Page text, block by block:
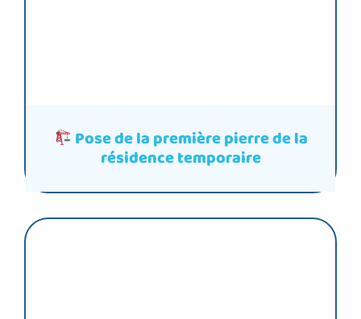
Pose de la première pierre de la
résidence temporaire